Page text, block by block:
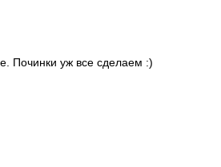
Починки уж все сделаем :)